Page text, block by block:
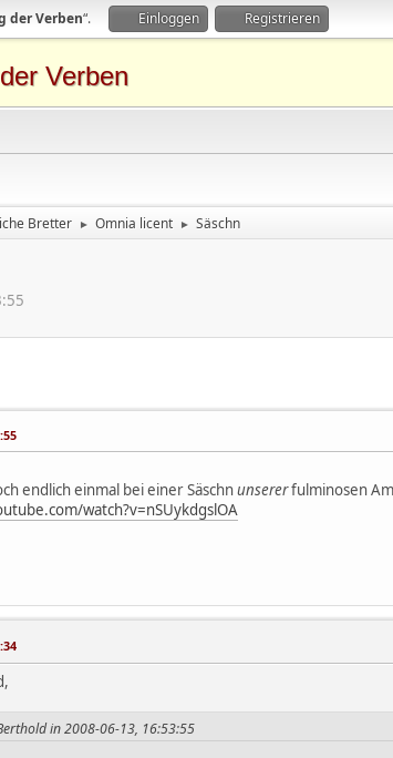
der Verben“. Einloggen Registrieren
Verben
Bretter ► Omnia licent ► Säschn
endlich einmal bei einer Säschnunsererfulminosen
watch?v=nSUykdgslOA
in 2008-06-13, 16:53:55